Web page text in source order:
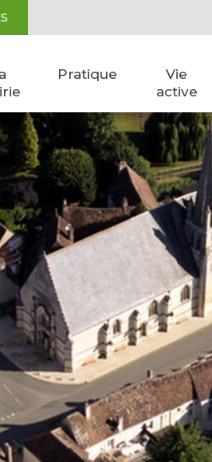
Pratique
Vie
active